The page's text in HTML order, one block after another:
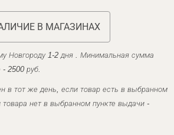
В МАГАЗИНАХ
Новгороду 1-2 дня . Минимальная сумма
- 2500 руб.
в тот же день, если товар есть в выбранном
товара нет в выбранном пункте выдачи -